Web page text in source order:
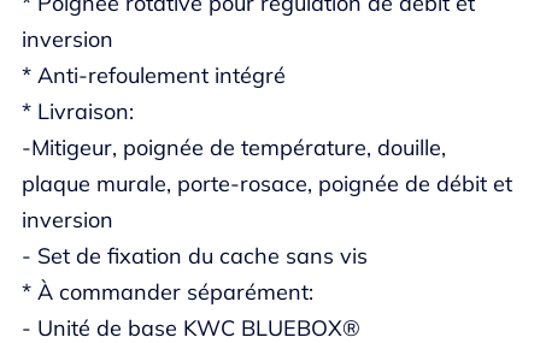
inversion
* Anti-refoulement intégré
* Livraison:
-Mitigeur, poignée de température, douille,
plaque murale, porte-rosace, poignée de débit et
inversion
- Set de fixation du cache sans vis
* À commander séparément:
- Unité de base KWC BLUEBOX®